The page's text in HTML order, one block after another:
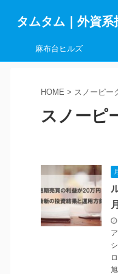
タムタム｜外資系
麻布台ヒルズ
HOME > スノーピー
スノーピ